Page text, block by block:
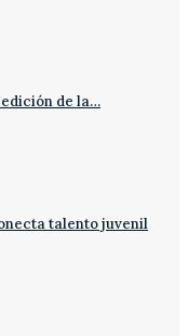
de la…
talento juvenil